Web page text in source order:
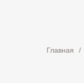
Главная /